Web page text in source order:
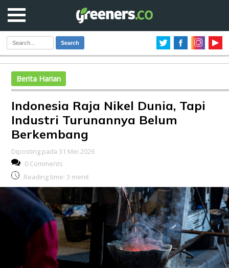
Search
Berita Harian
Indonesia Raja Nikel Dunia, Tapi
Industri Turunannya Belum
Berkembang
Diposting pada 31 Mei 2026
0 Comments
Reading time: 3 menit